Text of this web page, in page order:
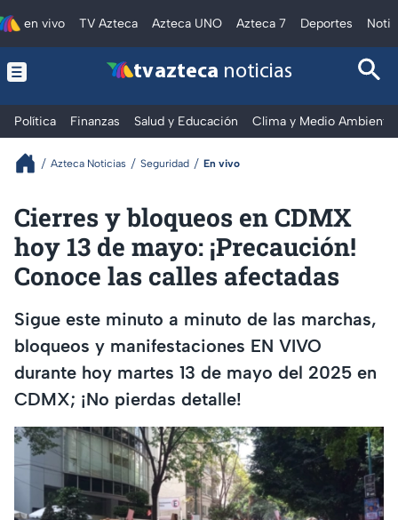
en vivo TV Azteca Azteca UNO Azteca 7 Deportes
tv azteca noticias
Política Finanzas Salud y Educación Clima y Medio Ambiente
Azteca Noticias Seguridad En vivo
Cierres y bloqueos en CDMX
hoy 13 de mayo: ¡Precaución!
Conoce las calles afectadas
Sigue este minuto a minuto de las marchas,
bloqueos y manifestaciones EN VIVO
durante hoy martes 13 de mayo del 2025 en
CDMX; ¡No pierdas detalle!